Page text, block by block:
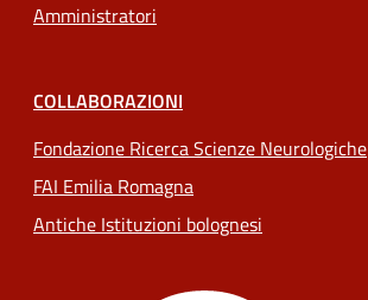
Amministratori
COLLABORAZIONI
Fondazione Ricerca Scienze Neurologiche
FAI Emilia Romagna
Antiche Istituzioni bolognesi